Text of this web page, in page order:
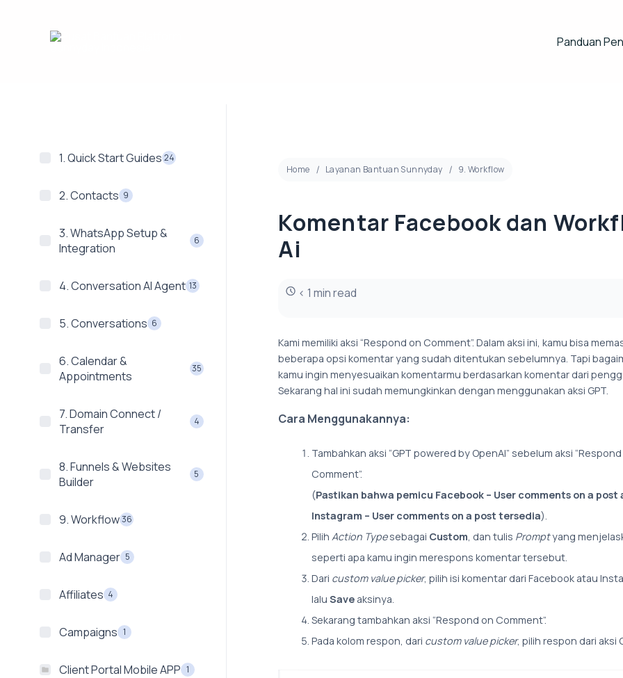
Panduan
1. Quick Start Guides 24
2. Contacts 9
3. WhatsApp Setup &
Integration
6
4. Conversation AI Agent 13
5. Conversations 6
6. Calendar &
Appointments
35
7. Domain Connect /
Transfer
4
8. Funnels & Websites
Builder
5
9. Workflow36
Ad Manager 5
Affiliates 4
Campaigns 1
Client Portal Mobile APP 1
Home Layanan Bantuan Sunnyday 9. Workflow
Komentar Facebook dan
Ai
< 1 min read
Kami memiliki aksi “Respond on Comment”. Dalam aksi ini, kamu bisa
beberapa opsi komentar yang sudah ditentukan sebelumnya. Tapi
kamu ingin menyesuaikan komentarmu berdasarkan komentar dari
Sekarang hal ini sudah memungkinkan dengan menggunakan aksi GPT.
Cara Menggunakannya:
Tambahkan aksi “GPT powered by OpenAI” sebelum aksi
Comment”.
(Pastikan bahwa pemicu Facebook – User comments on a post
Instagram – User comments on a post tersedia).
Pilih Action Typesebagai Custom, dan tulis Promptyang
seperti apa kamu ingin merespons komentar tersebut.
Dari custom value picker, pilih isi komentar dari Facebook atau
lalu Saveaksinya.
Sekarang tambahkan aksi “Respond on Comment”.
Pada kolom respon, dari custom value picker, pilih respon dari aksi